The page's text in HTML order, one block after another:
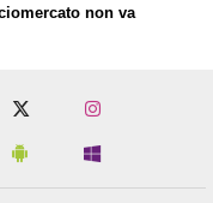
non va